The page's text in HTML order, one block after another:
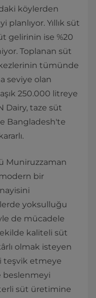
köylerden
planlıyor. Yıllık süt
gelirinin ise %20
Toplanan süt
tümünde
seviye olan
250.000 litreye
Dairy, taze süt
Bangladesh'te
Muniruzzaman
bir
yoksulluğu
de mücadele
kaliteli süt
olmak isteyen
teşvik etmeye
beslenmeyi
süt üretimine